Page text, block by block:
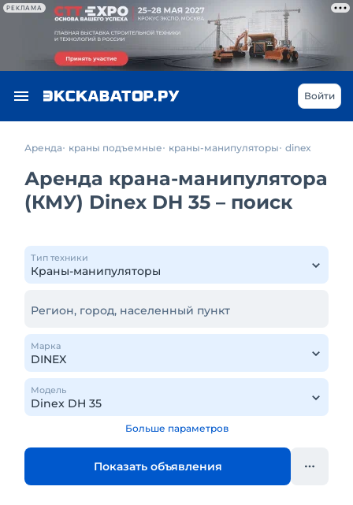
РЕКЛАМА
Войти
Аренда краны подъемные краны-манипуляторы dinex
Аренда крана-манипулятора
(КМУ) Dinex DH 35 – поиск
Тип техники
Регион, город, населенный пункт
Марка
Модель
Больше параметров
Показать объявления